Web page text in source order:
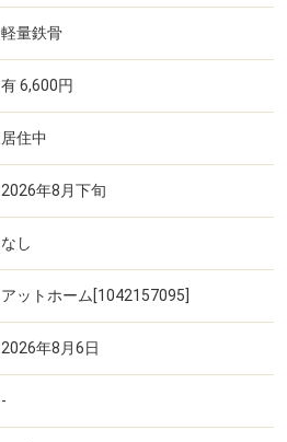
軽量鉄骨
有 6,600円
居住中
2026年8月下旬
なし
アットホーム[1042157095]
2026年8月6日
-